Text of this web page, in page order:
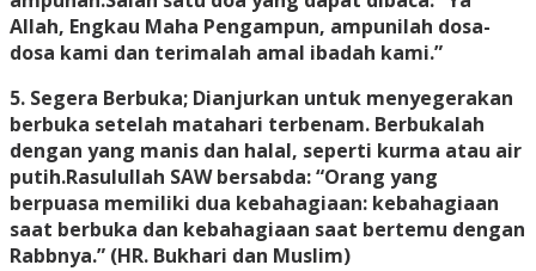
Allah, Engkau Maha Pengampun, ampunilah dosa-
dosa kami dan terimalah amal ibadah kami.”
5. Segera Berbuka; Dianjurkan untuk menyegerakan
berbuka setelah matahari terbenam. Berbukalah
dengan yang manis dan halal, seperti kurma atau air
putih.Rasulullah SAW bersabda: “Orang yang
berpuasa memiliki dua kebahagiaan: kebahagiaan
saat berbuka dan kebahagiaan saat bertemu dengan
Rabbnya.” (HR. Bukhari dan Muslim)